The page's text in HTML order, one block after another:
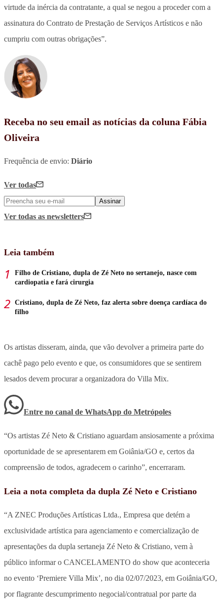
virtude da inércia da contratante, a qual se negou a proceder com a
assinatura do Contrato de Prestação de Serviços Artísticos e não
cumpriu com outras obrigações”.
Receba no seu email as notícias da coluna Fábia
Oliveira
Frequência de envio: Diário
Ver todas
Assinar
Ver todas as newsletters
Leia também
Filho de Cristiano, dupla de Zé Neto no sertanejo, nasce com
cardiopatia e fará cirurgia
Cristiano, dupla de Zé Neto, faz alerta sobre doença cardíaca do
filho
Os artistas disseram, ainda, que vão devolver a primeira parte do
cachê pago pelo evento e que, os consumidores que se sentirem
lesados devem procurar a organizadora do Villa Mix.
Entre no canal de WhatsApp do Metrópoles
“Os artistas Zé Neto & Cristiano aguardam ansiosamente a próxima
oportunidade de se apresentarem em Goiânia/GO e, certos da
compreensão de todos, agradecem o carinho”, encerraram.
Leia a nota completa da dupla Zé Neto e Cristiano
“A ZNEC Produções Artísticas Ltda., Empresa que detém a
exclusividade artística para agenciamento e comercialização de
apresentações da dupla sertaneja Zé Neto & Cristiano, vem à
público informar o CANCELAMENTO do show que aconteceria
no evento ‘Premiere Villa Mix’, no dia 02/07/2023, em Goiânia/GO,
por flagrante descumprimento negocial/contratual por parte da